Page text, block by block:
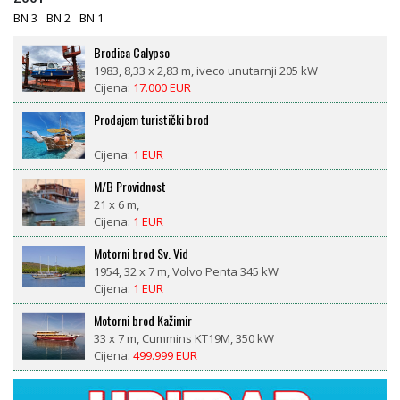
BN 3 BN 2 BN 1
Brodica Calypso
1983, 8,33 x 2,83 m, iveco unutarnji 205 kW
Cijena: 17.000 EUR
Prodajem turistički brod
Cijena: 1 EUR
M/B Providnost
21 x 6 m,
Cijena: 1 EUR
Motorni brod Sv. Vid
1954, 32 x 7 m, Volvo Penta 345 kW
Cijena: 1 EUR
Motorni brod Kažimir
33 x 7 m, Cummins KT19M, 350 kW
Cijena: 499.999 EUR
LM 27 motorsailor